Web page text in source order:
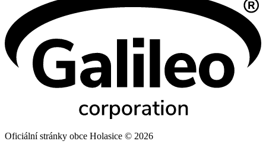
Oficiální stránky obce Holasice © 2026